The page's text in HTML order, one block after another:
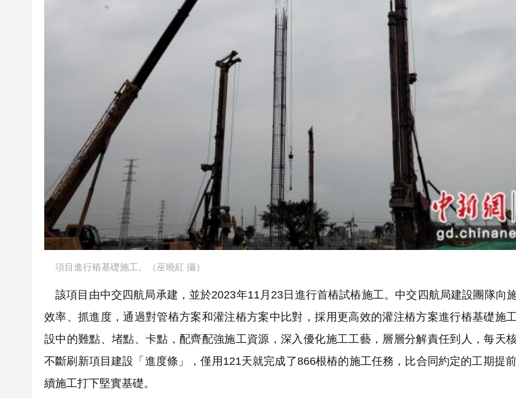
項目進行樁基礎施工。（巫曉紅 攝）
該項目由中交四航局承建，並於2023年11月23日進行首樁試樁施工。中交四航局建設團隊向
效率、抓進度，通過對管樁方案和灌注樁方案中比對，採用更高效的灌注樁方案進行樁基礎施
設中的難點、堵點、卡點，配齊配強施工資源，深入優化施工工藝，層層分解責任到人，每天
不斷刷新項目建設「進度條」，僅用121天就完成了866根樁的施工任務，比合同約定的工期提
續施工打下堅實基礎。